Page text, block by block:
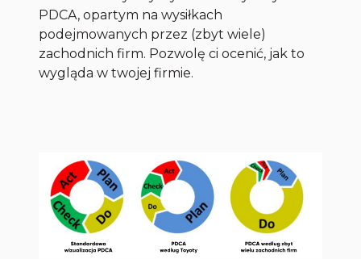
PDCA, opartym na wysiłkach
podejmowanych przez (zbyt wiele)
zachodnich firm. Pozwolę ci ocenić, jak to
wygląda w twojej firmie.